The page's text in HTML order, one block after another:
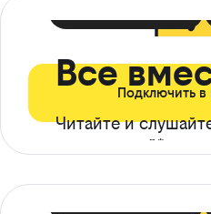
Все
Читайте и
ограничений*
Подключить